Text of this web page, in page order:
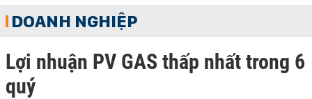
DOANH NGHIỆP
Lợi nhuận PV GAS thấp nhất trong 6
quý